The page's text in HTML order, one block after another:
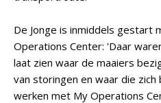
De Jonge is inmiddels gestart
Operations Center: 'Daar
laat zien waar de maaiers
van storingen en waar die
werken met My Operations